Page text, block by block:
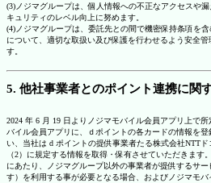
(3)ノジマグループは、個人情報への不正なアクセスや
キュリティのレベル向上に努めます。
(4)ノジマグループは、委託先との間で機密保持条項を
について、適切な取扱い及び保護を行わせるよう安全
す。
5. 他社事業者とのポイント連携に関
2024 年 6 月 19 日よりノジマモバイル会員アプリ上で
バイル会員アプリに、ｄポイントの各カードの情報を
い、当社は d ポイントの提供事業者たる株式会社NTT
（2）に規定する情報を取得・保有させていただきます
にあたり、ノジマグループ以外の事業者が提供するサ
す）を利用する事が必要となる場合、およびノジマモ